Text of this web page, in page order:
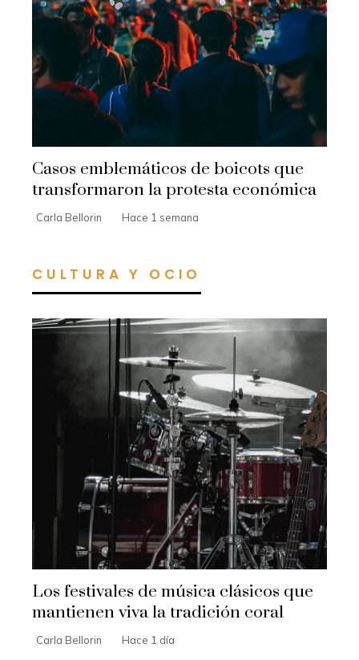
Casos emblemáticos de boicots que
transformaron la protesta económica
Carla Bellorin Hace 1 semana
CULTURA Y OCIO
Los festivales de música clásicos que
mantienen viva la tradición coral
Carla Bellorin Hace 1 día